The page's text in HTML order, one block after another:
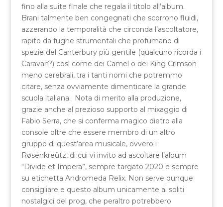
fino alla suite finale che regala il titolo all’album.
Brani talmente ben congegnati che scorrono fluidi,
azzerando la temporalità che circonda l’ascoltatore,
rapito da fughe strumentali che profumano di
spezie del Canterbury più gentile (qualcuno ricorda i
Caravan?) così come dei Camel o dei King Crimson
meno cerebrali, tra i tanti nomi che potremmo
citare, senza ovviamente dimenticare la grande
scuola italiana. Nota di merito alla produzione,
grazie anche al prezioso supporto al mixaggio di
Fabio Serra, che si conferma magico dietro alla
console oltre che essere membro di un altro
gruppo di quest’area musicale, ovvero i
Røsenkreütz, di cui vi invito ad ascoltare l’album
“Divide et Impera”, sempre targato 2020 e sempre
su etichetta Andromeda Relix. Non serve dunque
consigliare e questo album unicamente ai soliti
nostalgici del prog, che peraltro potrebbero